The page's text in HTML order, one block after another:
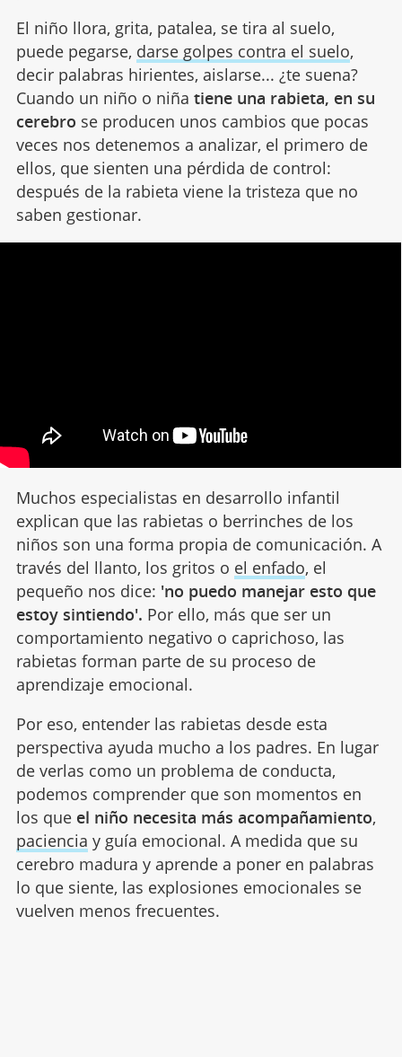
El niño llora, grita, patalea, se tira al suelo,
puede pegarse, darse golpes contra el suelo,
decir palabras hirientes, aislarse... ¿te suena?
Cuando un niño o niña tiene una rabieta, en su
cerebro se producen unos cambios que pocas
veces nos detenemos a analizar, el primero de
ellos, que sienten una pérdida de control:
después de la rabieta viene la tristeza que no
saben gestionar.
Muchos especialistas en desarrollo infantil
explican que las rabietas o berrinches de los
niños son una forma propia de comunicación. A
través del llanto, los gritos o el enfado, el
pequeño nos dice: 'no puedo manejar esto que
estoy sintiendo'. Por ello, más que ser un
comportamiento negativo o caprichoso, las
rabietas forman parte de su proceso de
aprendizaje emocional.
Por eso, entender las rabietas desde esta
perspectiva ayuda mucho a los padres. En lugar
de verlas como un problema de conducta,
podemos comprender que son momentos en
los que el niño necesita más acompañamiento,
paciencia y guía emocional. A medida que su
cerebro madura y aprende a poner en palabras
lo que siente, las explosiones emocionales se
vuelven menos frecuentes.